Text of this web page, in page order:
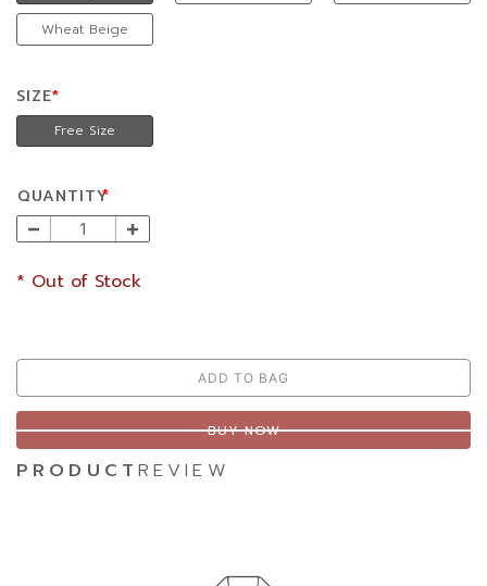
Wheat Beige
SIZE
Free Size
* Out of Stock
ADD TO BAG
BUY NOW
PRODUCT REVIEW